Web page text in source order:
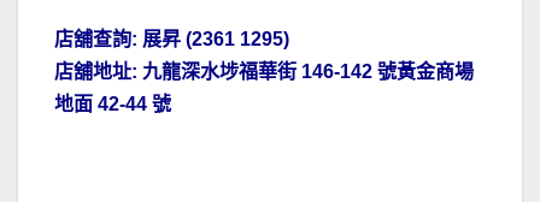
店舖查詢: 展昇 (2361 1295)
店舖地址: 九龍深水埗福華街 146-142 號黃金商場
地面 42-44 號